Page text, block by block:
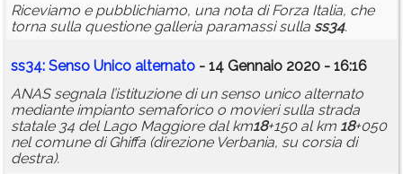
Riceviamo e pubblichiamo, una nota di Forza Italia, che
torna sulla questione galleria paramassi sulla ss34.
ss34: Senso Unico alternato - 14 Gennaio 2020 - 16:16
ANAS segnala l’istituzione di un senso unico alternato
mediante impianto semaforico o movieri sulla strada
statale 34 del Lago Maggiore dal km18+150 al km 18+050
nel comune di Ghiffa (direzione Verbania, su corsia di
destra).